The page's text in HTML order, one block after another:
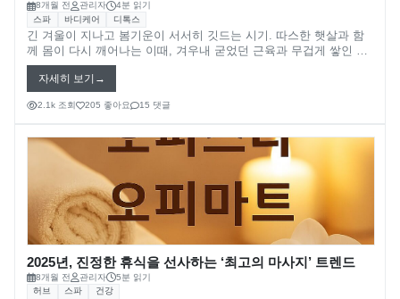
8개월 전 관리자
4분 읽기
스파
바디케어 디톡스
긴 겨울이 지나고 봄기운이 서서히 깃드는 시기. 따스한 햇살과 함
께 몸이 다시 깨어나는 이때, 겨우내 굳었던 근육과 무겁게 쌓인 피
로를 풀어주는 **‘봄 맞이 마사지’**가 주목받고 있습니다. 봄은 신진
대사가 활발해지고 활동량이 급격히 늘어나는 계절입니다. 하지만
체온과 습도의 변화로 몸이 쉽게 피로해지거나 면역력이 떨어지기
도 합니다. 이럴 때 필요한 것이 바로 **‘계절에 맞는 회복형 마사
자세히 보기
2.1k 조회 205 좋아요 15 댓글
2025년, 진정한 휴식을 선사하는 ‘최고의 마사지’ 트렌드
8개월 전 관리자
5분 읽기
허브
스파 건강